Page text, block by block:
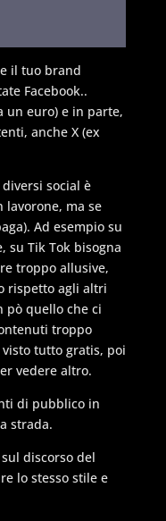
il tuo brand
Facebook..
un euro) e in parte,
anche X (ex
social è
lavorone, ma se
Ad esempio su
su Tik Tok bisogna
troppo allusive,
rispetto agli altri
pò quello che ci
troppo
tutto gratis, poi
vedere altro.
di pubblico in
strada.
discorso del
lo stesso stile e